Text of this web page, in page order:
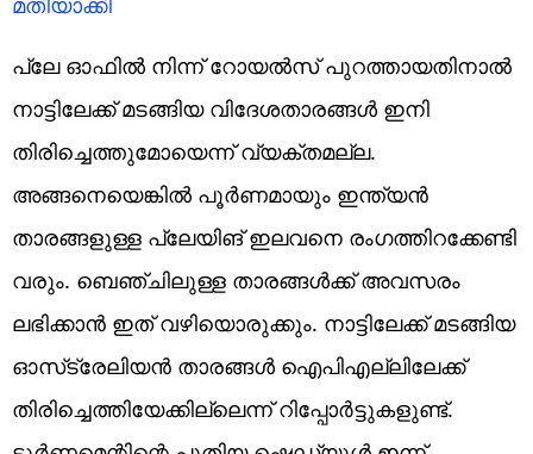
പ്ലേ ഓഫില്‍ നിന്ന് റോയല്‍സ് പുറത്തായതിനാല്‍
നാട്ടിലേക്ക് മടങ്ങിയ വിദേശതാരങ്ങള്‍ ഇനി
തിരിച്ചെത്തുമോയെന്ന് വ്യക്തമല്ല.
അങ്ങനെയെങ്കില്‍ പൂര്‍ണമായും ഇന്ത്യന്‍
താരങ്ങളുള്ള പ്ലേയിങ് ഇലവനെ രംഗത്തിറക്കേണ്ടി
വരും. ബെഞ്ചിലുള്ള താരങ്ങള്‍ക്ക് അവസരം
ലഭിക്കാന്‍ ഇത് വഴിയൊരുക്കും. നാട്ടിലേക്ക് മടങ്ങിയ
ഓസ്‌ട്രേലിയന്‍ താരങ്ങള്‍ ഐപിഎല്ലിലേക്ക്
തിരിച്ചെത്തിയേക്കില്ലെന്ന് റിപ്പോര്‍ട്ടുകളുണ്ട്.